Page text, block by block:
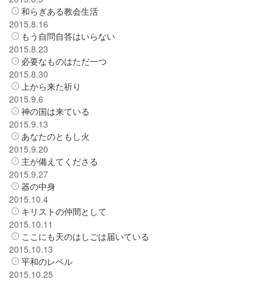
和らぎある教会生活
2015.8.16
もう自問自答はいらない
2015.8.23
必要なものはただ一つ
2015.8.30
上から来た祈り
2015.9.6
神の国は来ている
2015.9.13
あなたのともし火
2015.9.20
主が備えてくださる
2015.9.27
器の中身
2015.10.4
キリストの仲間として
2015.10.11
ここにも天のはしごは届いている
2015.10.13
平和のレベル
2015.10.25